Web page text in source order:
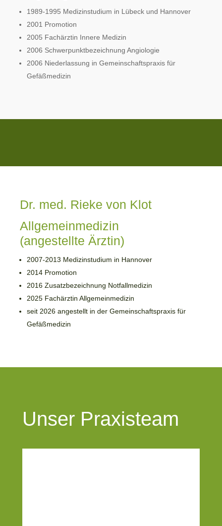
1989-1995 Medizinstudium in Lübeck und Hannover
2001 Promotion
2005 Fachärztin Innere Medizin
2006 Schwerpunktbezeichnung Angiologie
2006 Niederlassung in Gemeinschaftspraxis für
Gefäßmedizin
Dr. med. Rieke von Klot
Allgemeinmedizin
(angestellte Ärztin)
2007-2013 Medizinstudium in Hannover
2014 Promotion
2016 Zusatzbezeichnung Notfallmedizin
2025 Fachärztin Allgemeinmedizin
seit 2026 angestellt in der Gemeinschaftspraxis für
Gefäßmedizin
Unser Praxisteam